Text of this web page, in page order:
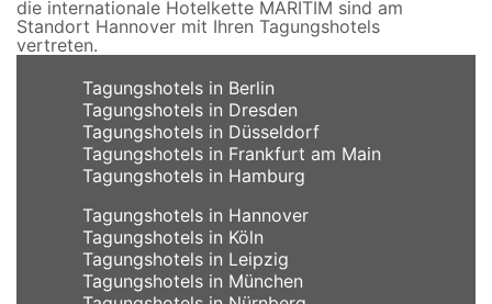
die internationale Hotelkette MARITIM sind am
Standort Hannover mit Ihren Tagungshotels
vertreten.
Tagungshotels in Berlin
Tagungshotels in Dresden
Tagungshotels in Düsseldorf
Tagungshotels in Frankfurt am Main
Tagungshotels in Hamburg
Tagungshotels in Hannover
Tagungshotels in Köln
Tagungshotels in Leipzig
Tagungshotels in München